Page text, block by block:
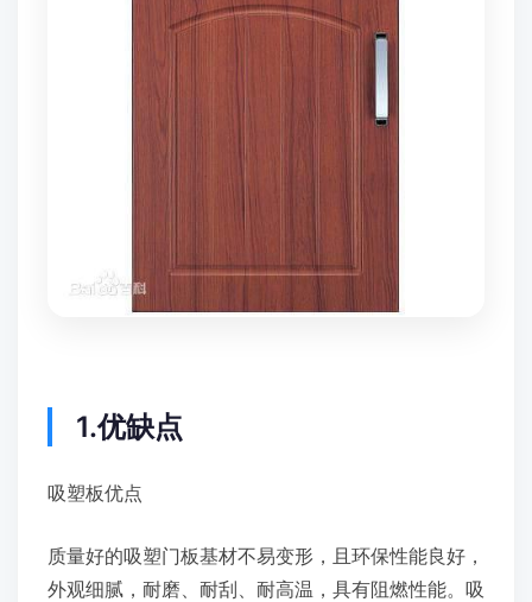
1.优缺点
吸塑板优点
质量好的吸塑门板基材不易变形，且环保性能良好，
外观细腻，耐磨、耐刮、耐高温，具有阻燃性能。吸